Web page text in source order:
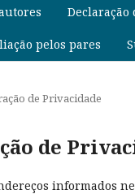
pelos pares
de Privacidade
de
informados